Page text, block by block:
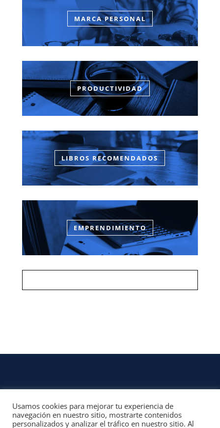
MARCA PERSONAL
PRODUCTIVIDAD
LIBROS RECOMENDADOS
EMPRENDIMIENTO
CONTACTO
Usamos cookies para mejorar tu experiencia de
navegación en nuestro sitio, mostrarte contenidos
personalizados y analizar el tráfico en nuestro sitio. Al